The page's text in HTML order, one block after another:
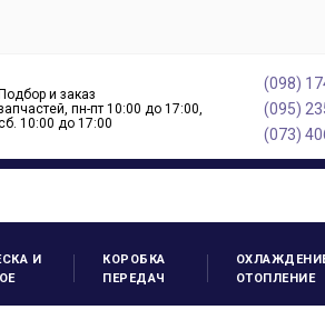
Подбор и заказ
пн-пт 10:00 до 17:00,
10:00 до 17:00
(098)
(095)
(073)
И
КОРОБКА
ПЕРЕДАЧ
ОТОПЛЕНИЕ